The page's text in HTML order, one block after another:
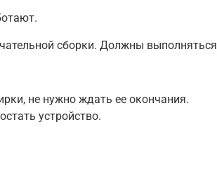
сборки. Должны выполняться
не нужно ждать ее окончания.
устройство.